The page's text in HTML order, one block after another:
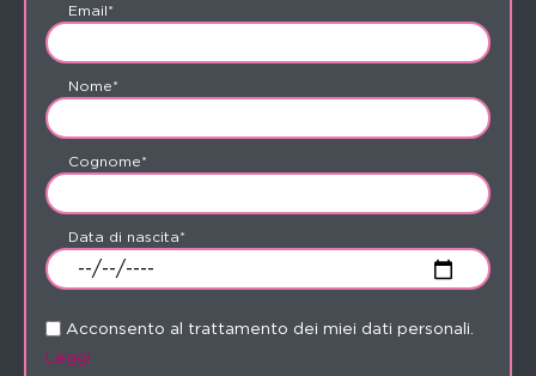
Email*
Nome*
Cognome*
Data di nascita*
Acconsento al trattamento dei miei dati personali.
Leggi